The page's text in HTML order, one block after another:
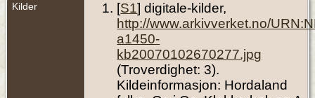
Kilder [S1] digitale-kilder,
http://www.arkivverket.no/
a1450-
kb20070102670277.jpg
(Troverdighet: 3).
Kildeinformasjon: Hordaland